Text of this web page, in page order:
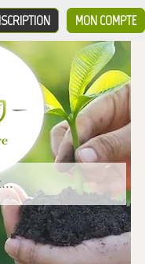
MON COMPTE